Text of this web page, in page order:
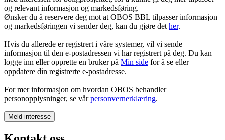
og relevant informasjon og markedsføring.
Ønsker du å reservere deg mot at OBOS BBL tilpasser informasjon
og markedsføringen vi sender deg, kan du gjøre det her.
Hvis du allerede er registrert i våre systemer, vil vi sende
informasjon til den e-postadressen vi har registrert på deg. Du kan
logge inn eller opprette en bruker på Min side for å se eller
oppdatere din registrerte e-postadresse.
For mer informasjon om hvordan OBOS behandler
personopplysninger, se vårpersonvernerklæring.
Meld interesse